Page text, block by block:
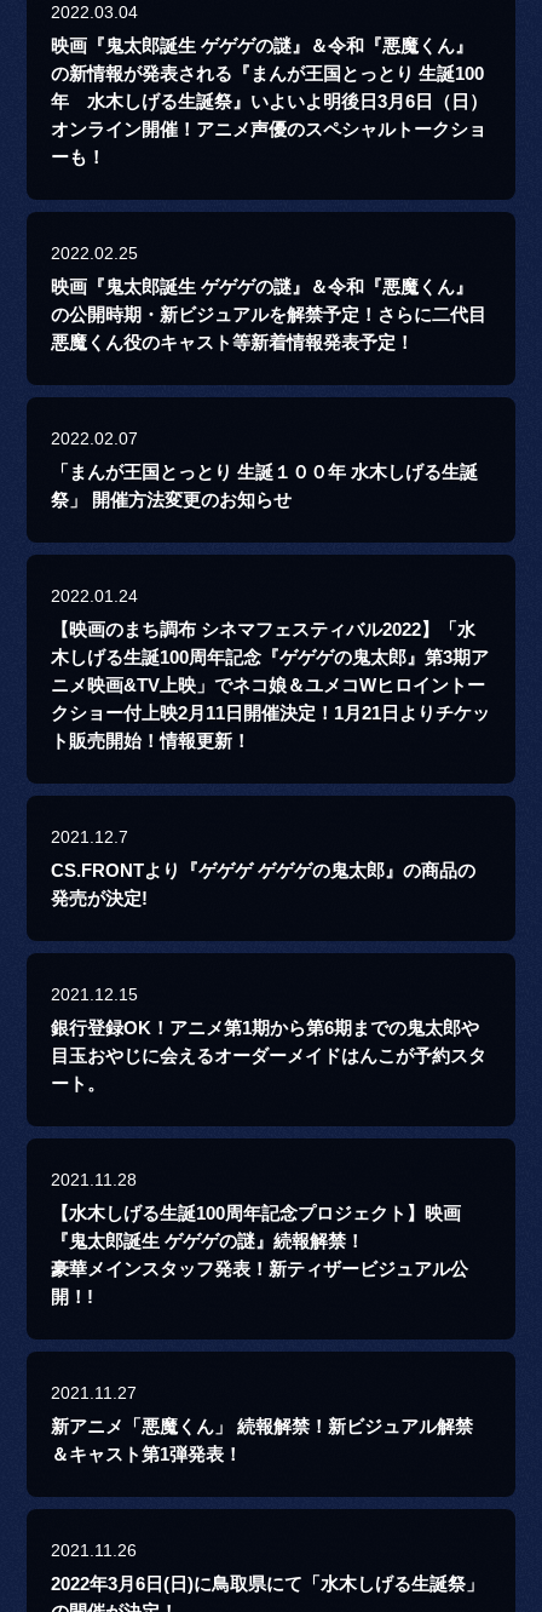
2022.03.04
映画『鬼太郎誕生 ゲゲゲの謎』＆令和『悪魔くん』
の新情報が発表される『まんが王国とっとり 生誕100
年 水木しげる生誕祭』いよいよ明後日3月6日（日）
オンライン開催！アニメ声優のスペシャルトークショ
ーも！
2022.02.25
映画『鬼太郎誕生 ゲゲゲの謎』＆令和『悪魔くん』
の公開時期・新ビジュアルを解禁予定！さらに二代目
悪魔くん役のキャスト等新着情報発表予定！
2022.02.07
「まんが王国とっとり 生誕１００年 水木しげる生誕
祭」 開催方法変更のお知らせ
2022.01.24
【映画のまち調布 シネマフェスティバル2022】「水
木しげる生誕100周年記念『ゲゲゲの鬼太郎』第3期ア
ニメ映画&TV上映」でネコ娘＆ユメコWヒロイントー
クショー付上映2月11日開催決定！1月21日よりチケッ
ト販売開始！情報更新！
2021.12.7
CS.FRONTより『ゲゲゲ ゲゲゲの鬼太郎』の商品の
発売が決定!
2021.12.15
銀行登録OK！アニメ第1期から第6期までの鬼太郎や
目玉おやじに会えるオーダーメイドはんこが予約スタ
ート。
2021.11.28
【水木しげる生誕100周年記念プロジェクト】映画
『鬼太郎誕生 ゲゲゲの謎』続報解禁！
豪華メインスタッフ発表！新ティザービジュアル公
開！!
2021.11.27
新アニメ「悪魔くん」 続報解禁！新ビジュアル解禁
＆キャスト第1弾発表！
2021.11.26
2022年3月6日(日)に鳥取県にて「水木しげる生誕祭」